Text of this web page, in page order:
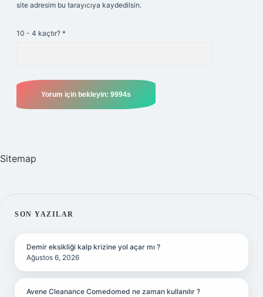
site adresim bu tarayıcıya kaydedilsin.
10 - 4 kaçtır? *
Sitemap
SIDEBAR
SON YAZILAR
Demir eksikliği kalp krizine yol açar mı ?
Ağustos 6, 2026
Avene Cleanance Comedomed ne zaman kullanılır ?